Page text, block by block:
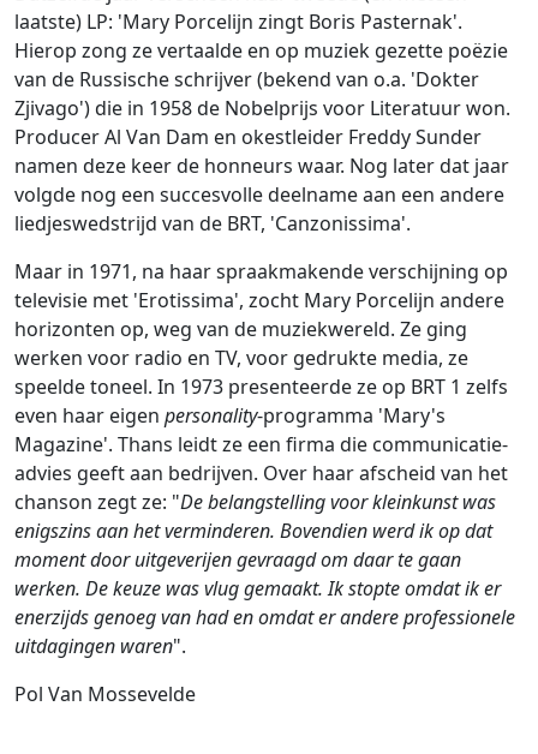
laatste) LP: 'Mary Porcelijn zingt Boris Pasternak'.
Hierop zong ze vertaalde en op muziek gezette poëzie
van de Russische schrijver (bekend van o.a. 'Dokter
Zjivago') die in 1958 de Nobelprijs voor Literatuur won.
Producer Al Van Dam en okestleider Freddy Sunder
namen deze keer de honneurs waar. Nog later dat jaar
volgde nog een succesvolle deelname aan een andere
liedjeswedstrijd van de BRT, 'Canzonissima'.
Maar in 1971, na haar spraakmakende verschijning op
televisie met 'Erotissima', zocht Mary Porcelijn andere
horizonten op, weg van de muziekwereld. Ze ging
werken voor radio en TV, voor gedrukte media, ze
speelde toneel. In 1973 presenteerde ze op BRT 1 zelfs
even haar eigen personality-programma 'Mary's
Magazine'. Thans leidt ze een firma die communicatie-
advies geeft aan bedrijven. Over haar afscheid van het
chanson zegt ze: "De belangstelling voor kleinkunst was
enigszins aan het verminderen. Bovendien werd ik op dat
moment door uitgeverijen gevraagd om daar te gaan
werken. De keuze was vlug gemaakt. Ik stopte omdat ik er
enerzijds genoeg van had en omdat er andere professionele
uitdagingen waren".
Pol Van Mossevelde